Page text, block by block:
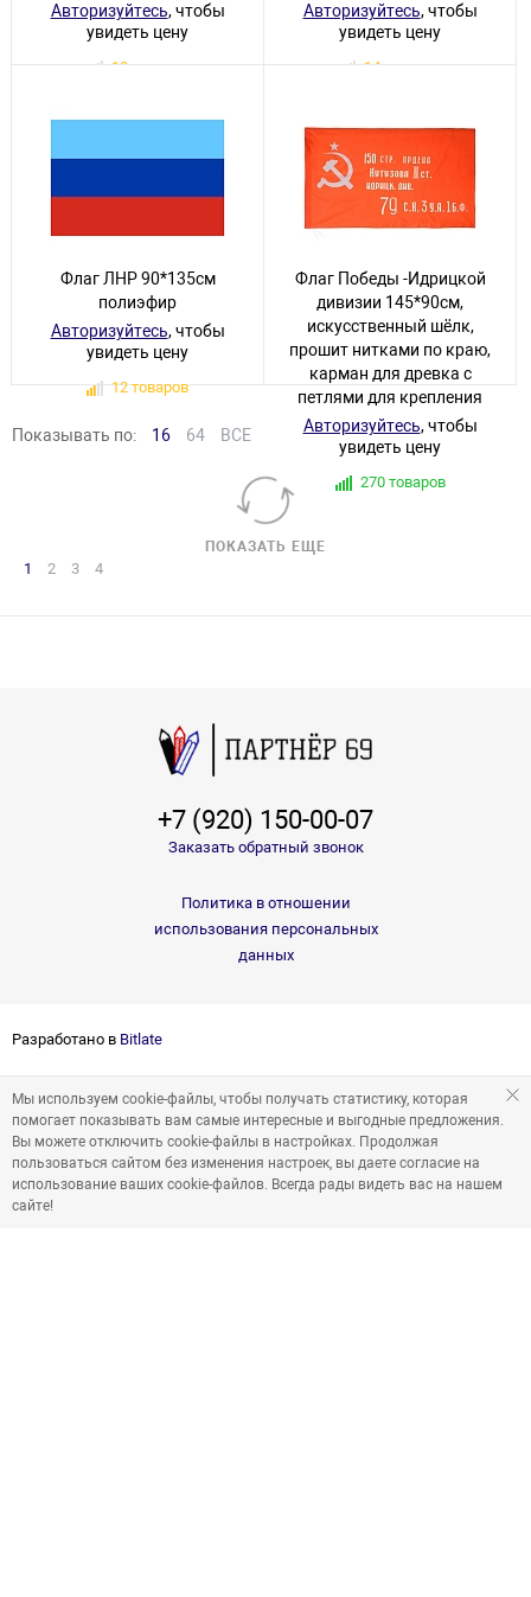
Авторизуйтесь, чтобы
увидеть цену
10 товаров
Авторизуйтесь, чтобы
увидеть цену
14 товаров
Флаг ЛНР 90*135см
полиэфир
Авторизуйтесь, чтобы
увидеть цену
12 товаров
Флаг Победы -Идрицкой
дивизии 145*90см,
искусственный шёлк,
прошит нитками по краю,
карман для древка с
петлями для крепления
Авторизуйтесь, чтобы
увидеть цену
270 товаров
Показывать по: 16 64 ВСЕ
ПОКАЗАТЬ ЕЩЕ
1 2 3 4
+7 (920) 150-00-07
Заказать обратный звонок
Политика в отношении
использования персональных
данных
Разработано в Bitlate
Мы используем cookie-файлы, чтобы получать статистику, которая
помогает показывать вам самые интересные и выгодные предложения.
Вы можете отключить cookie-файлы в настройках. Продолжая
пользоваться сайтом без изменения настроек, вы даете согласие на
использование ваших cookie-файлов. Всегда рады видеть вас на нашем
сайте!